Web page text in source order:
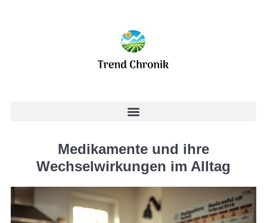
Medikamente und ihre
Wechselwirkungen im Alltag